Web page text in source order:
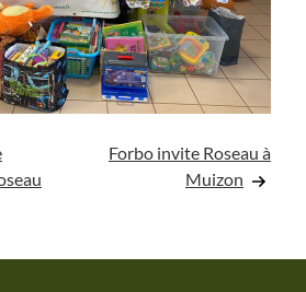
Forbo invite Roseau à
Muizon